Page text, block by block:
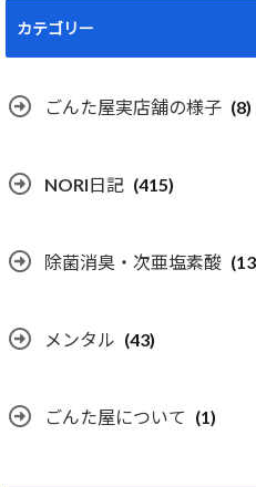
カテゴリー
ごんた屋実店舗の様子 (8)
NORI日記 (415)
除菌消臭・次亜塩素酸
メンタル (43)
ごんた屋について (1)